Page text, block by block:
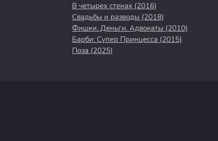
В четырех стенах (2016)
Свадьбы и разводы (2018)
Фишки. Деньги. Адвокаты (2010)
Барби: Супер Принцесса (2015)
Поза (2025)